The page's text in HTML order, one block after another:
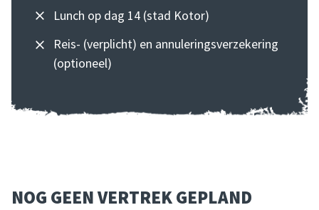
Lunch op dag 14 (stad Kotor)
Reis- (verplicht) en annuleringsverzekering
(optioneel)
NOG GEEN VERTREK GEPLAND